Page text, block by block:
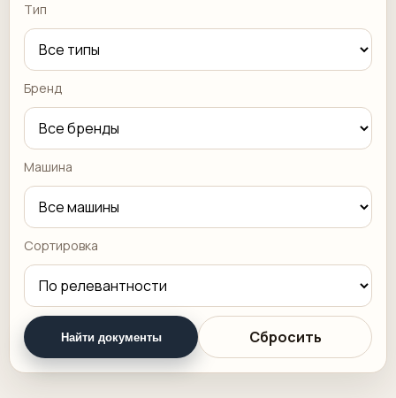
Тип
Бренд
Машина
Сортировка
Найти документы Сбросить